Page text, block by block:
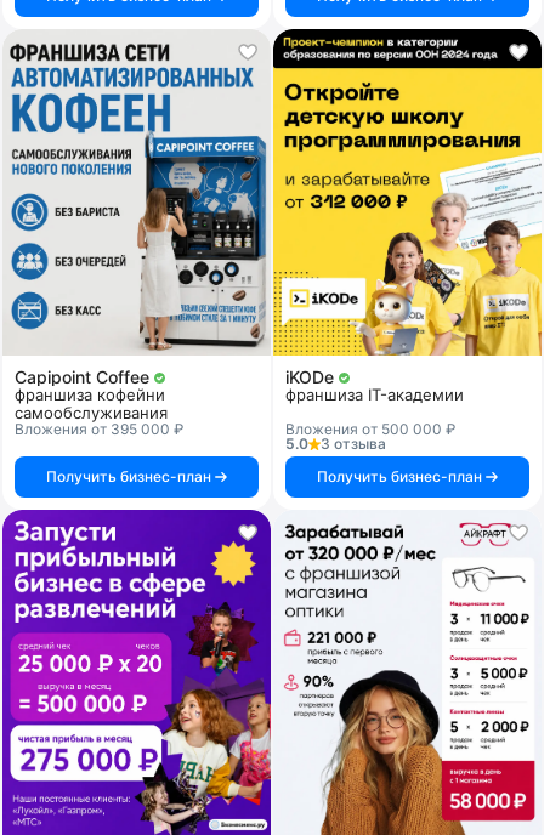
Capipoint Coffee
франшиза кофейни
самообслуживания
Вложения от 395 000 ₽
Получить бизнес-план
iKODe
франшиза IT-академии
Вложения от 500 000 ₽
5.0
3 отзыва
Получить бизнес-план